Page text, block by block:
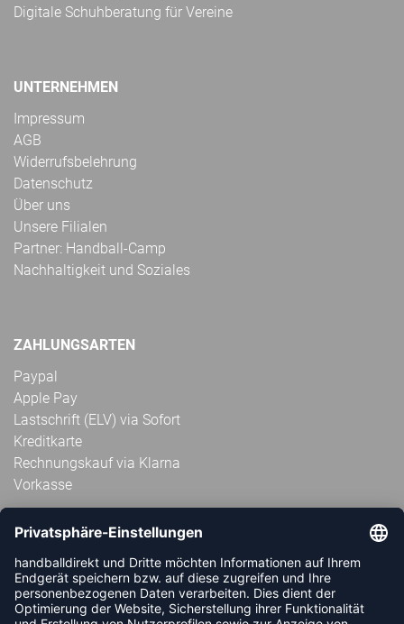
Digitale Schuhberatung für Vereine
UNTERNEHMEN
Impressum
AGB
Widerrufsbelehrung
Datenschutz
Über uns
Unsere Filialen
Partner: Handball-Camp
Nachhaltigkeit und Soziales
ZAHLUNGSARTEN
Paypal
Apple Pay
Lastschrift (ELV) via Sofort
Kreditkarte
Rechnungskauf via Klarna
Vorkasse
ABONNIERE JETZT DEN KOSTENLOSEN
HANDBALLDIREKT-NEWSLETTER UND VERPASSE KEINE
NEUIGKEIT ODER AKTION MEHR.